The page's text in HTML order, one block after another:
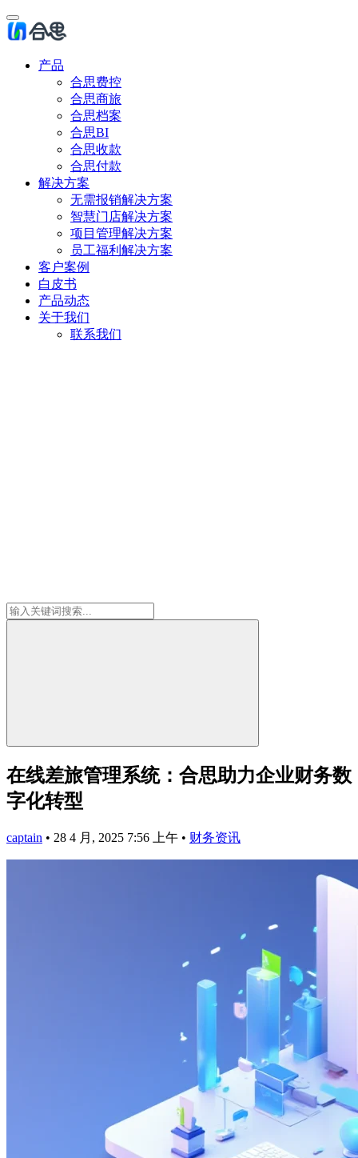
产品
合思费控
合思商旅
合思档案
合思BI
合思收款
合思付款
解决方案
无需报销解决方案
智慧门店解决方案
项目管理解决方案
员工福利解决方案
客户案例
白皮书
产品动态
关于我们
联系我们
在线差旅管理系统：合思助力企业财务数
字化转型
captain • 28 4 月, 2025 7:56 上午 • 财务资讯